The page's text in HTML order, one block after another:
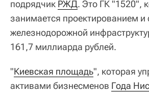
подрядчик РЖД. Это ГК "1520",
занимается проектированием и
железнодорожной
161,7 миллиарда рублей.
"Киевская площадь", которая
активами бизнесменов Года